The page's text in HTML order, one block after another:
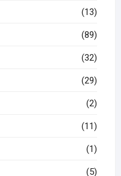
(13)
(89)
(32)
(29)
(2)
(11)
(1)
(5)